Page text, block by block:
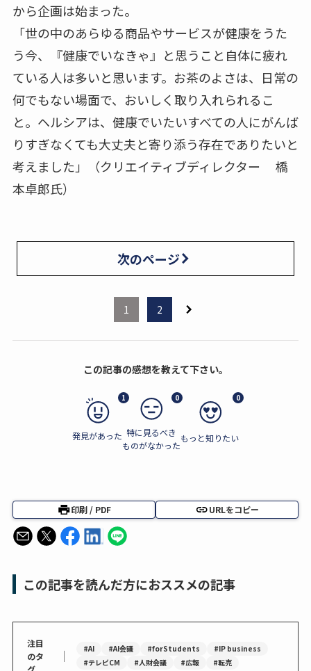
から企画は始まった。
「世の中のあらゆる商品やサービスが健康をうた
う今、『健康でいなきゃ』と思うこと自体に疲れ
ている人は多いと思います。お茶のよさは、日常の
何でもない場面で、おいしく取り入れられるこ
と。ヘルシアは、健康でいたいすべての人にがんば
りすぎなくても大丈夫と寄り添う存在でありたいと
考えました」（クリエイティブディレクター 橋
本卓郎氏）
次のページ
1 2
この記事の感想を教えて下さい。
1
発見があった
0
特に見るべき
ものがなかった
0
もっと知りたい
印刷 / PDF URLをコピー
この記事を読んだ方におススメの記事
注目
のタ
｜ #AI #AI会議 #forStudents
#IP business
#テレビCM
#人財会議 #広報 #転売